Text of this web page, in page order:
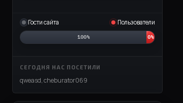
Гости сайта
Пользователи
100%
0%
СЕГОДНЯ НАС ПОСЕТИЛИ
qweasd,cheburator069